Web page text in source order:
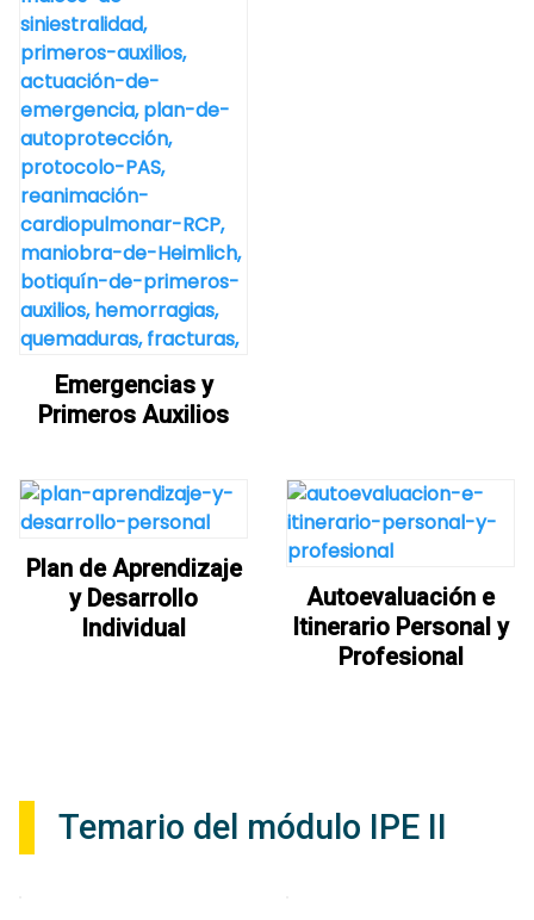
Emergencias y
Primeros Auxilios
Plan de Aprendizaje
y Desarrollo
Individual
Autoevaluación e
Itinerario Personal y
Profesional
Temario del módulo IPE II